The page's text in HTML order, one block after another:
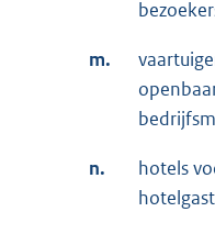
m.
n.
hotels